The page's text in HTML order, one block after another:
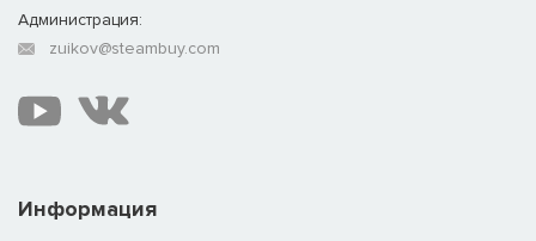
Информация
Администрация:
zuikov@steambuy.com